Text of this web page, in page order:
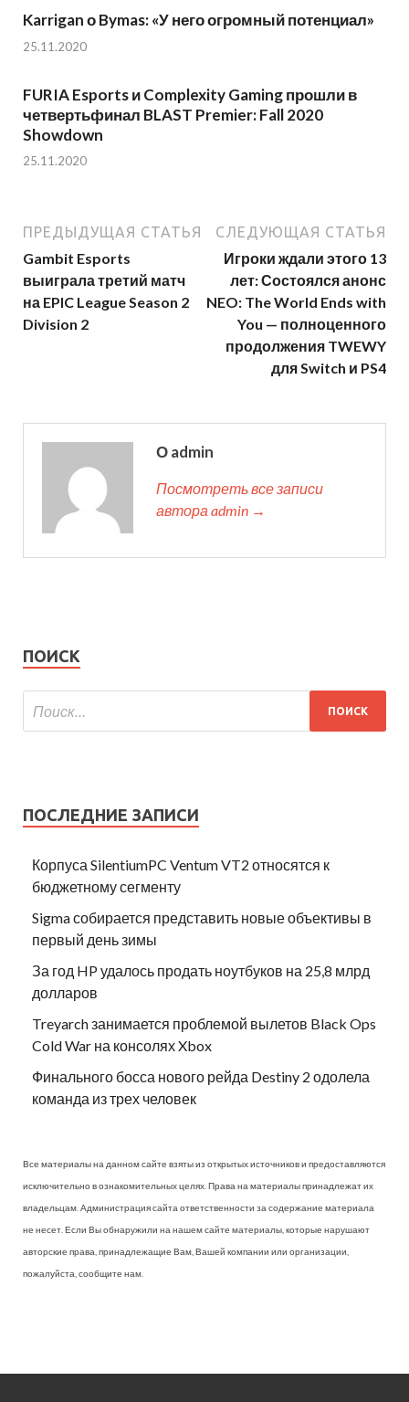
Karrigan о Bymas: «У него огромный потенциал»
25.11.2020
FURIA Esports и Complexity Gaming прошли в
четвертьфинал BLAST Premier: Fall 2020
Showdown
25.11.2020
ПРЕДЫДУЩАЯ СТАТЬЯ
Gambit Esports
выиграла третий матч
на EPIC League Season 2
Division 2
СЛЕДУЮЩАЯ СТАТЬЯ
Игроки ждали этого 13
лет: Состоялся анонс
NEO: The World Ends with
You — полноценного
продолжения TWEWY
для Switch и PS4
О admin
Посмотреть все записи
автора admin →
ПОИСК
ПОСЛЕДНИЕ ЗАПИСИ
Корпуса SilentiumPC Ventum VT2 относятся к
бюджетному сегменту
Sigma собирается представить новые объективы в
первый день зимы
За год HP удалось продать ноутбуков на 25,8 млрд
долларов
Treyarch занимается проблемой вылетов Black Ops
Cold War на консолях Xbox
Финального босса нового рейда Destiny 2 одолела
команда из трех человек
Все материалы на данном сайте взяты из открытых источников и предоставляются
исключительно в ознакомительных целях. Права на материалы принадлежат их
владельцам. Администрация сайта ответственности за содержание материала
не несет. Если Вы обнаружили на нашем сайте материалы, которые нарушают
авторские права, принадлежащие Вам, Вашей компании или организации,
пожалуйста, сообщите нам.